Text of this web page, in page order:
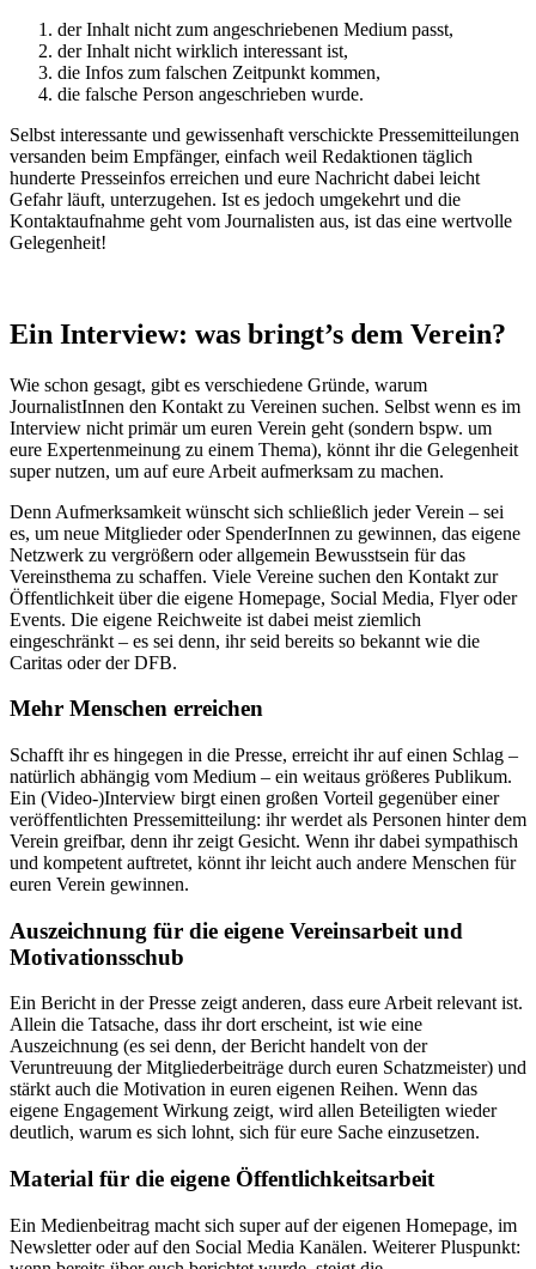
der Inhalt nicht zum angeschriebenen Medium passt,
der Inhalt nicht wirklich interessant ist,
die Infos zum falschen Zeitpunkt kommen,
die falsche Person angeschrieben wurde.
Selbst interessante und gewissenhaft verschickte Pressemitteilungen
versanden beim Empfänger, einfach weil Redaktionen täglich
hunderte Presseinfos erreichen und eure Nachricht dabei leicht
Gefahr läuft, unterzugehen. Ist es jedoch umgekehrt und die
Kontaktaufnahme geht vom Journalisten aus, ist das eine wertvolle
Gelegenheit!
Ein Interview: was bringt’s dem Verein?
Wie schon gesagt, gibt es verschiedene Gründe, warum
JournalistInnen den Kontakt zu Vereinen suchen. Selbst wenn es im
Interview nicht primär um euren Verein geht (sondern bspw. um
eure Expertenmeinung zu einem Thema), könnt ihr die Gelegenheit
super nutzen, um auf eure Arbeit aufmerksam zu machen.
Denn Aufmerksamkeit wünscht sich schließlich jeder Verein – sei
es, um neue Mitglieder oder SpenderInnen zu gewinnen, das eigene
Netzwerk zu vergrößern oder allgemein Bewusstsein für das
Vereinsthema zu schaffen. Viele Vereine suchen den Kontakt zur
Öffentlichkeit über die eigene Homepage, Social Media, Flyer oder
Events. Die eigene Reichweite ist dabei meist ziemlich
eingeschränkt – es sei denn, ihr seid bereits so bekannt wie die
Caritas oder der DFB.
Mehr Menschen erreichen
Schafft ihr es hingegen in die Presse, erreicht ihr auf einen Schlag –
natürlich abhängig vom Medium – ein weitaus größeres Publikum.
Ein (Video-)Interview birgt einen großen Vorteil gegenüber einer
veröffentlichten Pressemitteilung: ihr werdet als Personen hinter dem
Verein greifbar, denn ihr zeigt Gesicht. Wenn ihr dabei sympathisch
und kompetent auftretet, könnt ihr leicht auch andere Menschen für
euren Verein gewinnen.
Auszeichnung für die eigene Vereinsarbeit und
Motivationsschub
Ein Bericht in der Presse zeigt anderen, dass eure Arbeit relevant ist.
Allein die Tatsache, dass ihr dort erscheint, ist wie eine
Auszeichnung (es sei denn, der Bericht handelt von der
Veruntreuung der Mitgliederbeiträge durch euren Schatzmeister) und
stärkt auch die Motivation in euren eigenen Reihen. Wenn das
eigene Engagement Wirkung zeigt, wird allen Beteiligten wieder
deutlich, warum es sich lohnt, sich für eure Sache einzusetzen.
Material für die eigene Öffentlichkeitsarbeit
Ein Medienbeitrag macht sich super auf der eigenen Homepage, im
Newsletter oder auf den Social Media Kanälen. Weiterer Pluspunkt: